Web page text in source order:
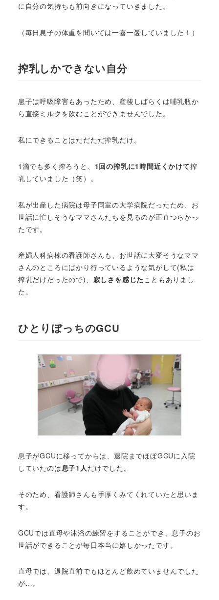
に自分の気持ちも前向きになっていきました。
（毎日息子の体重を聞いては一喜一憂していました！）
搾乳しかできない自分
息子は呼吸障害もあったため、産後しばらくは哺乳瓶か
ら直接ミルクを飲むことができませんでした。
私にできることはただただ搾乳だけ。
1滴でも多く搾ろうと、 1回の搾乳に1時間近くかけて搾
乳していました（笑）。
私が出産した病院は母子同室の大学病院だったため、お
世話に忙しそうなママさんたちを見るのが正直つらかっ
たです。
産婦人科病棟の看護師さんも、お世話に大変そうなママ
さんのところにばかり行っているような気がして(私は
搾乳だけだったので)、 寂しさを感じたこともありまし
た。
ひとりぼっちのGCU
息子がGCUに移ってからは、退院までほぼGCUに入院
していたのは息子1人だけでした。
そのため、看護師さんも手厚くみてくれていたと思いま
す。
GCUでは直母や沐浴の練習をすることができ、息子のお
世話ができることが毎日本当に嬉しかったです。
直母では、退院直前でもほとんど飲めていませんでした
が…。